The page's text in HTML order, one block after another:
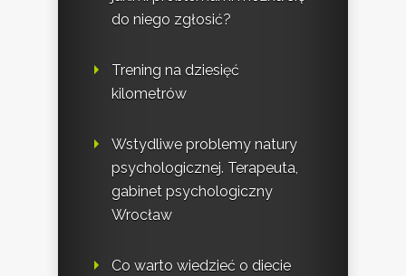
do niego zgłosić?
Trening na dziesięć
kilometrów
Wstydliwe problemy natury
psychologicznej. Terapeuta,
gabinet psychologiczny
Wrocław
Co warto wiedzieć o diecie